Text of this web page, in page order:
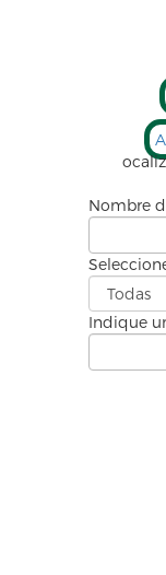
Nombre
Indique